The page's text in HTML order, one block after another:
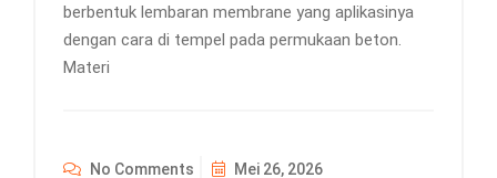
berbentuk lembaran membrane yang aplikasinya
dengan cara di tempel pada permukaan beton.
Materi
No Comments Mei 26, 2026